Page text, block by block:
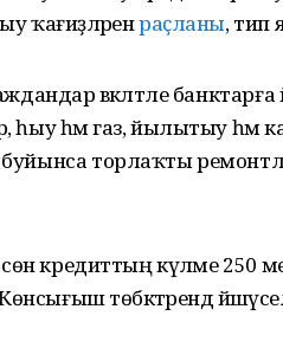
ҡағиҙәләренраҫланы, тип
вәкәләтле банктарға
һыу һәм газ, йылытыу һәм
торлаҡты
кредиттың күләме 250
төбәктәрендә